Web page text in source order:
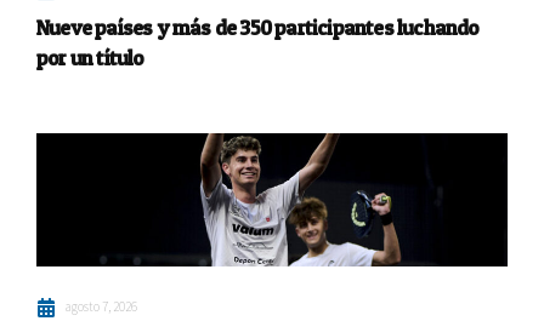
Nueve países y más de 350 participantes luchando
por un título
agosto 7, 2026